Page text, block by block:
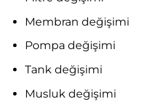
Membran değişimi
Pompa değişimi
Tank değişimi
Musluk değişimi